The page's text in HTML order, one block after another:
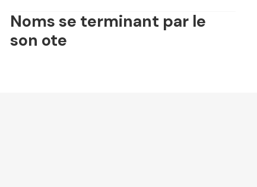
Noms se terminant par le
son ote